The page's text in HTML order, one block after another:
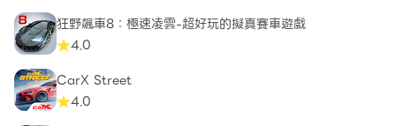
狂野飆車8：極速凌雲-超好玩的擬真賽車遊戲
4.0
CarX Street
4.0